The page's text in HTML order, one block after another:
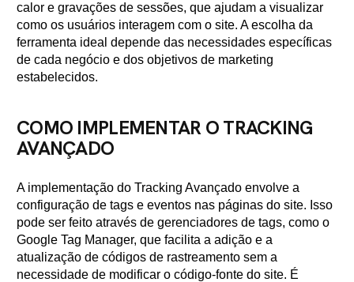
calor e gravações de sessões, que ajudam a visualizar
como os usuários interagem com o site. A escolha da
ferramenta ideal depende das necessidades específicas
de cada negócio e dos objetivos de marketing
estabelecidos.
COMO IMPLEMENTAR O TRACKING
AVANÇADO
A implementação do Tracking Avançado envolve a
configuração de tags e eventos nas páginas do site. Isso
pode ser feito através de gerenciadores de tags, como o
Google Tag Manager, que facilita a adição e a
atualização de códigos de rastreamento sem a
necessidade de modificar o código-fonte do site. É